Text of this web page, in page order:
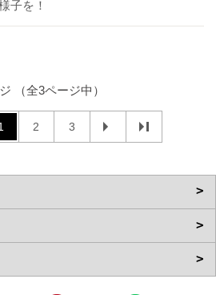
子を！
（全3ページ中）
2 3